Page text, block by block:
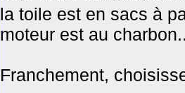
la toile est en sacs à
moteur est au
Franchement,